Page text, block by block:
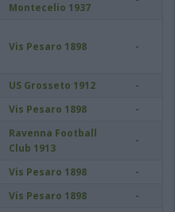
Montecelio 1937
Vis Pesaro 1898 -
US Grosseto 1912 -
Vis Pesaro 1898 -
Ravenna Football
Club 1913
-
Vis Pesaro 1898 -
Vis Pesaro 1898 -